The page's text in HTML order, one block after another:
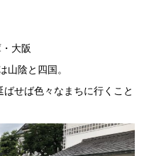
大阪
山陰と四国。
せば色々なまちに行くこと